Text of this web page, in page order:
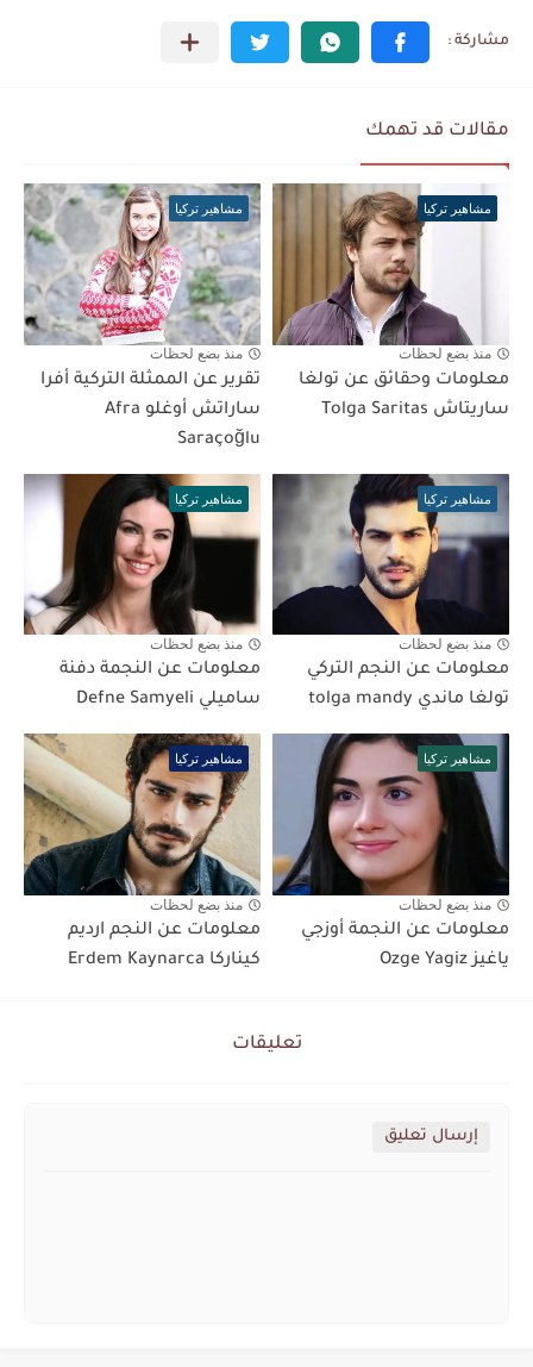
مقالات قد تهمك
مشاهير تركيا
منذ بضع لحظات
معلومات وحقائق عن تولغا
ساريتاش Tolga Saritas
مشاهير تركيا
منذ بضع لحظات
تقرير عن الممثلة التركية أفرا
ساراتش أوغلو Afra
Saraçoğlu
مشاهير تركيا
منذ بضع لحظات
معلومات عن النجم التركي
تولغا ماندي tolga mandy
مشاهير تركيا
منذ بضع لحظات
معلومات عن النجمة دفنة
ساميلي Defne Samyeli
مشاهير تركيا
منذ بضع لحظات
معلومات عن النجمة أوزجي
ياغيز Ozge Yagiz
مشاهير تركيا
منذ بضع لحظات
معلومات عن النجم ارديم
كيناركا Erdem Kaynarca
تعليقات
إرسال تعليق